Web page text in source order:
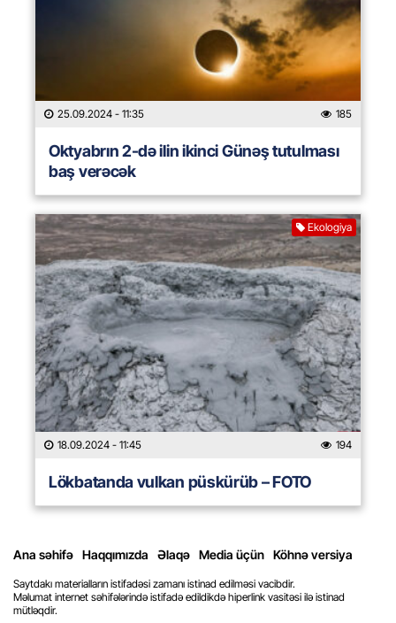
25.09.2024 - 11:35 185
Oktyabrın 2-də ilin ikinci Günəş tutulması
baş verəcək
Ekologiya
18.09.2024 - 11:45 194
Lökbatanda vulkan püskürüb – FOTO
Ana səhifə Haqqımızda Əlaqə Media üçün Köhnə versiya
Saytdakı materialların istifadəsi zamanı istinad edilməsi vacibdir.
Məlumat internet səhifələrində istifadə edildikdə hiperlink vasitəsi ilə istinad
mütləqdir.